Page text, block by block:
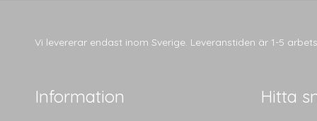
Vi levererar endast inom Sverige. Leveranstiden är 1-5
Information Hitta